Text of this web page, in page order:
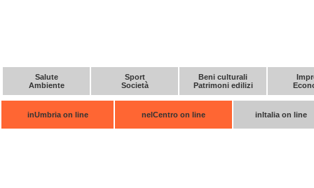
Salute
Ambiente
Sport
Società
Beni culturali
Patrimoni edilizi
inUmbria on line nelCentro on line inItalia on line